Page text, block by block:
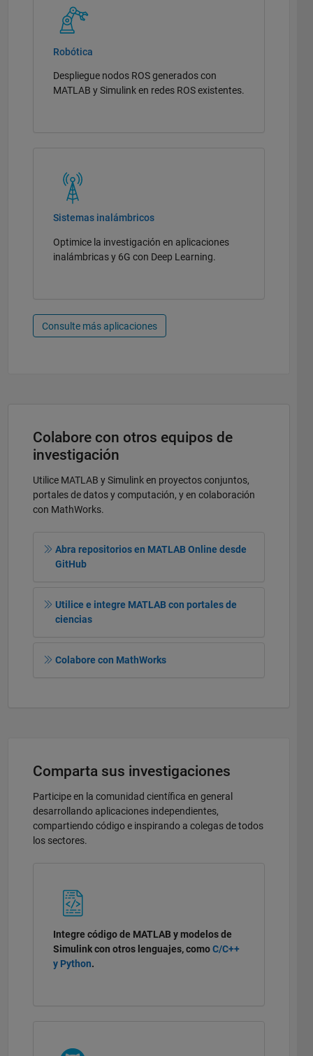
Robótica
Despliegue nodos ROS generados con
MATLAB y Simulink en redes ROS existentes.
Sistemas inalámbricos
Optimice la investigación en aplicaciones
inalámbricas y 6G con Deep Learning.
Consulte más aplicaciones
Colabore con otros equipos de
investigación
Utilice MATLAB y Simulink en proyectos conjuntos,
portales de datos y computación, y en colaboración
con MathWorks.
Abra repositorios en MATLAB Online desde
GitHub
Utilice e integre MATLAB con portales de
ciencias
Colabore con MathWorks
Comparta sus investigaciones
Participe en la comunidad científica en general
desarrollando aplicaciones independientes,
compartiendo código e inspirando a colegas de todos
los sectores.
Integre código de MATLAB y modelos de
Simulink con otros lenguajes, comoC/C++
y Python.